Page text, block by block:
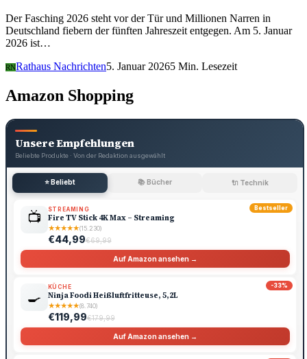
Der Fasching 2026 steht vor der Tür und Millionen Narren in
Deutschland fiebern der fünften Jahreszeit entgegen. Am 5. Januar
2026 ist…
RNRathaus Nachrichten5. Januar 20265 Min. Lesezeit
Amazon Shopping
Unsere Empfehlungen
Beliebte Produkte · Von der Redaktion ausgewählt
⭐ Beliebt 📚 Bücher 🔌 Technik
Bestseller
📺 STREAMING
Fire TV Stick 4K Max – Streaming
★★★★★(15.230)
€44,99€69,99
Auf Amazon ansehen →
-33%
🍳
KÜCHE
Ninja Foodi Heißluftfritteuse, 5,2L
★★★★★(8.740)
€119,99€179,99
Auf Amazon ansehen →